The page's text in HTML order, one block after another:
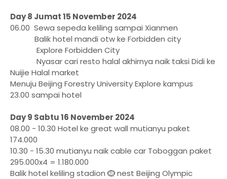
Day 8 Jumat 15 November 2024
06.00 Sewa sepeda keliling sampai Xianmen
Balik hotel mandi otw ke Forbidden city
Explore Forbidden City
Nyasar cari resto halal akhirnya naik taksi Didi ke
Nuijie Halal market
Menuju Beijing Forestry University Explore kampus
23.00 sampai hotel
Day 9 Sabtu 16 November 2024
08.00 - 10.30 Hotel ke great wall mutianyu paket
174.000
10.30 - 15.30 mutianyu naik cable car Toboggan paket
295.000x4 = 1.180.000
Balik hotel keliling stadion 🪹 nest Beijing Olympic